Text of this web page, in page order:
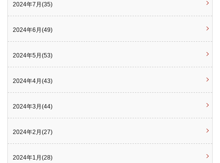
2024年7月(35)
2024年6月(49)
2024年5月(53)
2024年4月(43)
2024年3月(44)
2024年2月(27)
2024年1月(28)